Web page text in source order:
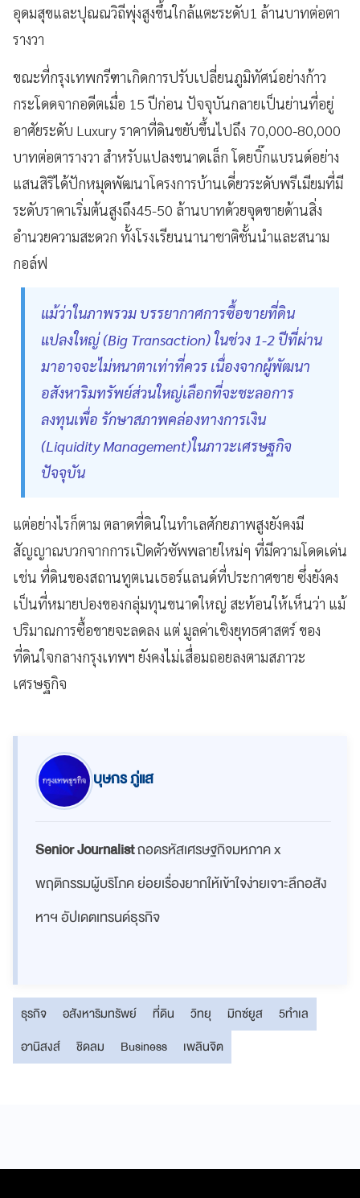
อุดมสุขและปุณณวิถีพุ่งสูงขึ้นใกล้แตะระดับ1 ล้านบาทต่อตา
รางวา
ขณะที่กรุงเทพกรีฑาเกิดการปรับเปลี่ยนภูมิทัศน์อย่างก้าว
กระโดดจากอดีตเมื่อ 15 ปีก่อน ปัจจุบันกลายเป็นย่านที่อยู่
อาศัยระดับ Luxury ราคาที่ดินขยับขึ้นไปถึง 70,000-80,000
บาทต่อตารางวา สำหรับแปลงขนาดเล็ก โดยบิ๊กแบรนด์อย่าง
แสนสิริได้ปักหมุดพัฒนาโครงการบ้านเดี่ยวระดับพรีเมียมที่มี
ระดับราคาเริ่มต้นสูงถึง45-50 ล้านบาทด้วยจุดขายด้านสิ่ง
อำนวยความสะดวก ทั้งโรงเรียนนานาชาติชั้นนำและสนาม
กอล์ฟ
แม้ว่าในภาพรวม บรรยากาศการซื้อขายที่ดิน
แปลงใหญ่ (Big Transaction) ในช่วง 1-2 ปีที่ผ่าน
มาอาจจะไม่หนาตาเท่าที่ควร เนื่องจากผู้พัฒนา
อสังหาริมทรัพย์ส่วนใหญ่เลือกที่จะชะลอการ
ลงทุนเพื่อ รักษาสภาพคล่องทางการเงิน
(Liquidity Management)ในภาวะเศรษฐกิจ
ปัจจุบัน
แต่อย่างไรก็ตาม ตลาดที่ดินในทำเลศักยภาพสูงยังคงมี
สัญญาณบวกจากการเปิดตัวซัพพลายใหม่ๆ ที่มีความโดดเด่น
เช่น ที่ดินของสถานทูตเนเธอร์แลนด์ที่ประกาศขาย ซึ่งยังคง
เป็นที่หมายปองของกลุ่มทุนขนาดใหญ่ สะท้อนให้เห็นว่า แม้
ปริมาณการซื้อขายจะลดลง แต่ มูลค่าเชิงยุทธศาสตร์ ของ
ที่ดินใจกลางกรุงเทพฯ ยังคงไม่เสื่อมถอยลงตามสภาวะ
เศรษฐกิจ
บุษกร ภู่แส
Senior Journalistถอดรหัสเศรษฐกิจมหภาค x
พฤติกรรมผู้บริโภค ย่อยเรื่องยากให้เข้าใจง่ายเจาะลึกอสัง
หาฯ อัปเดตเทรนด์ธุรกิจ
ธุรกิจ อสังหาริมทรัพย์ ที่ดิน วิทยุ มิกซ์ยูส
5ทำเล
อานิสงส์
ชิดลม Business เพลินจิต